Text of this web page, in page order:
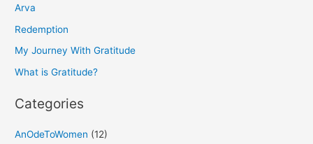
h
f
o
Arva
Redemption
My Journey With Gratitude
What is Gratitude?
Categories
AnOdeToWomen (12)